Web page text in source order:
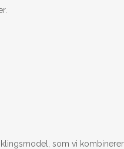
som vi